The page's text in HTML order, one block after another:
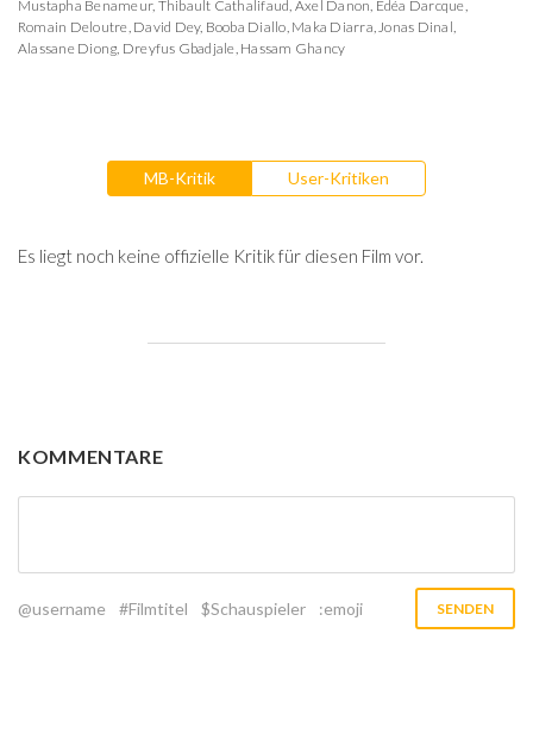
Mustapha Benameur, Thibault Cathalifaud, Axel Danon, Edéa Darcque,
Romain Deloutre, David Dey, Booba Diallo, Maka Diarra,Jonas Dinal,
Alassane Diong, Dreyfus Gbadjale, Hassam Ghancy
MB-Kritik User-Kritiken
Es liegt noch keine offizielle Kritik für diesen Film vor.
KOMMENTARE
@username #Filmtitel $Schauspieler :emoji